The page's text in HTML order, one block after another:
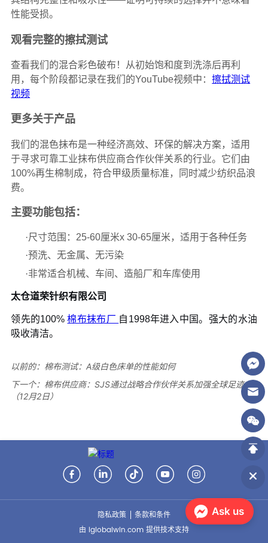
以前的： 棉布测试：A级白色床单的性能如何
下一个： 棉布供应商：SJS通过战略合作伙伴关系加强全球足迹
（12月2日）
隐私政策
条款和条件
由 iglobalwin.com 提供技术支持
Ask us